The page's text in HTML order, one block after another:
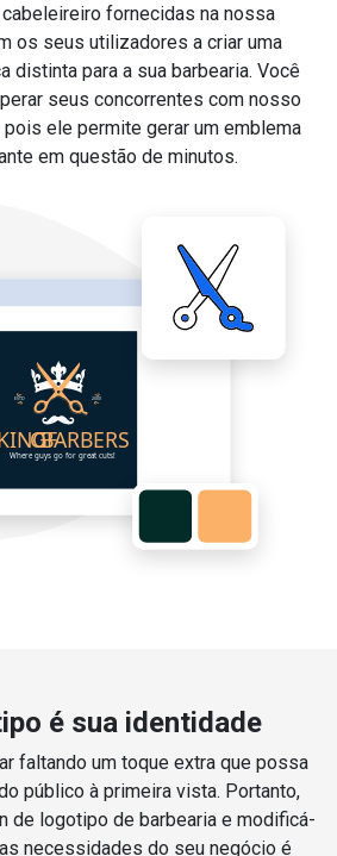
fornecidas na nossa
os seus utilizadores a criar uma
distinta para a sua barbearia. Você
seus concorrentes com nosso
pois ele permite gerar um emblema
em questão de minutos.
é sua identidade
faltando um toque extra que possa
público à primeira vista. Portanto,
de logotipo de barbearia e modificá-
necessidades do seu negócio é